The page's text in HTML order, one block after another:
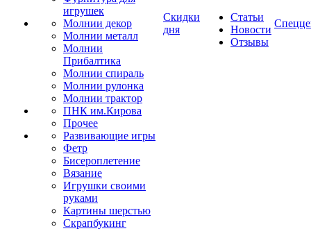
игрушек
Молнии декор
Молнии металл
Молнии
Прибалтика
Молнии спираль
Молнии рулонка
Молнии трактор
ПНК им.Кирова
Прочее
Развивающие игры
Фетр
Бисероплетение
Вязание
Игрушки своими
руками
Картины шерстью
Скрапбукинг
Скидки
дня
Статьи
Новости
Отзывы